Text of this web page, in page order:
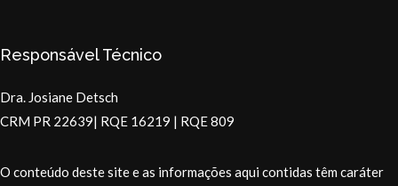
Responsável Técnico
Dra. Josiane Detsch
CRM PR 22639| RQE 16219 | RQE 809
O conteúdo deste site e as informações aqui contidas têm caráter